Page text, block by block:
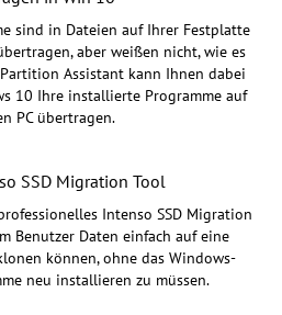
sind in Dateien auf Ihrer Festplatte
aber weißen nicht, wie es
Assistant kann Ihnen dabei
10 Ihre installierte Programme auf
PC übertragen.
SSD Migration Tool
Intenso SSD Migration
Benutzer Daten einfach auf eine
können, ohne das Windows-
neu installieren zu müssen.